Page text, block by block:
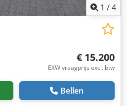
1 /4
€ 15.200
EXW vraagprijs excl. btw
Bellen